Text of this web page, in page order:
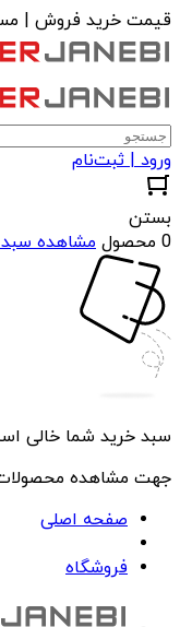
قیمت خرید فروش |
ورود | ثبت‌نام
بستن
0 محصول
مشاهده
سبد خرید شما خالی
جهت مشاهده محصولات
صفحه اصلی
فروشگاه